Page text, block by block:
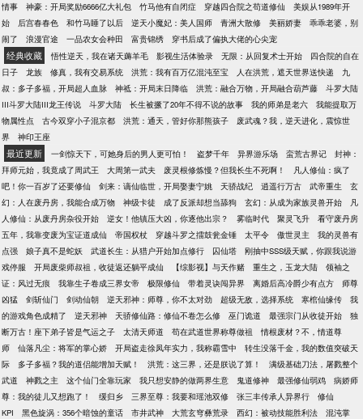
主宰苍生，然而一道伟岸的身影屹立在他之上，永世
不朽。林动：这辈子我永远活在我大哥林天赐的阴影
之下！
情事
神豪：开局奖励6666亿大礼包 竹马他有自闭症 穿越四合院之苟道修仙
美娱从1989年开
始
后宫春春色 和竹马睡了以后 逆天小魔妃：美人国师 青洲大散修 美丽娇妻
乖乖老婆，别
闹了
浪漫官途 一品农女会种田 富贵锦绣 穿书后成了偏执大佬的心尖宠
经典收藏 悟性逆天，我在诸天薅羊毛 影视生活体验录 无限：从回复术士开始
四合院的自在
日子
龙族 修真，我有交易系统 洪荒：我有百万亿混沌至宝 人在洪荒，遮天世界送快递
九
叔：多子多福，开局超人血脉
神祗：开局末日降临 洪荒：融合万物，开局融合葫芦藤
斗罗大陆
III斗罗大陆III龙王传说
斗罗大陆 长生被撅了20年不得不说的故事 我的师弟是老六
我能提取万
物属性点
古今双穿小子混京都 洪荒：通天，管好你那熊孩子
废武魂？我，逆天进化，震惊世
界
神印王座
最近更新 一剑惊天下，可她身后的男人更可怕！ 盗梦千年 异界游乐场 蛮荒古界记
封神：
拜师元始，我竟成了周武王
大周第一武夫 废灵根修炼慢？但我长生不死啊！
凡人修仙：疯了
吧！你一百岁了还要修仙
剑来：谪仙临世，开局娶妻宁姚 天骄战纪 逍遥行万古 武帝重生
玄
幻：人在废丹房，我能合成万物
神级卡徒 成了反派却想当舔狗 玄幻：从成为家族灵兽开始
凡
人修仙：从废丹房杂役开始
逆女！他镇压大凶，你逐他出宗？ 雾临时代 聚灵飞升
看守废丹房
五年，我靠变废为宝证道成仙
帝国权杖 穿越斗罗之擂鼓瓮金锤 太平令 傲世灵主
我的灵兽有
点强
娘子真不是蛇妖 武道长生：从猎户开始加点修行 囚仙塔
刚抽中SSS级天赋，你跟我说游
戏停服
开局废柴师叔祖，收徒返还躺平成仙 【综影视】与天作赌 重生之，玉龙大陆
领袖之
证：风过无痕
我靠生子卷成三界女帝 极限修仙 带着灵诀闯异界 离婚后高冷爵少有点方
师尊
凶猛
剑斩仙门 剑动仙朝 逆天邪神：师尊，你不太对劲 超级无敌，选择系统 寒棺仙缘传
我
的游戏角色成精了
逆天邪神 天骄修仙路：修仙不卷怎么修 巫门诡道 最强宗门从收徒开始
独
断万古！座下弟子皆是气运之子
太清天师道 苟在武道世界称尊做祖
情根废材？不，情道尊
师
仙落凡尘：将军的掌心娇 开局盗走徐凤年实力，我称霸雪中
转生没落千金，我的数值突破天
际
多子多福？我的道侣能增加天赋！ 洪荒：这三界，还是朕说了算！
满级基础刀法，屠戮整个
武道
神戮之主 这个仙门全靠玩家 我只想安静的做两界生意 鬼道修神 最强修仙弱鸡
病娇师
尊：我的徒儿又想跑了！
缓归乡 三界至尊：我要和瑶池双修 张三丰传承人异界行
修仙
KPI
黑色旋涡：356个暗蚀的童话 市井武神 大荒玄穹彝荒录 西幻：被动技能胜利法
混沌掌